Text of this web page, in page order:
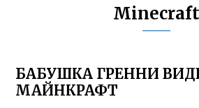
Minecraft
БАБУШКА ГРЕННИ
МАЙНКРАФТ